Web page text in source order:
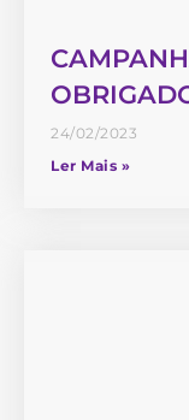
24/02/2023
Ler Mais »